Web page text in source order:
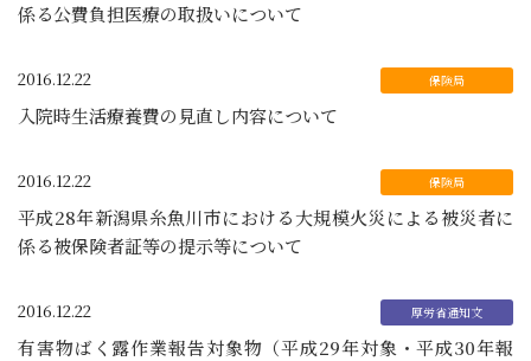
係る公費負担医療の取扱いについて
2016.12.22
入院時生活療養費の見直し内容について
2016.12.22
平成28年新潟県糸魚川市における大規模火災による被災者に
係る被保険者証等の提示等について
2016.12.22
有害物ばく露作業報告対象物（平成29年対象・平成30年報